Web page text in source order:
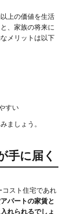
上の価値を生活
、家族の将来に
メリットは以下
すい
ましょう。
手に届く
スト住宅であれ
パートの家賃と
れられるでしょ